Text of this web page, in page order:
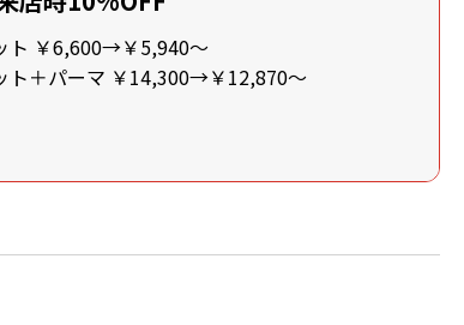
ト ￥6,600→￥5,940～
ト＋パーマ ￥14,300→￥12,870～